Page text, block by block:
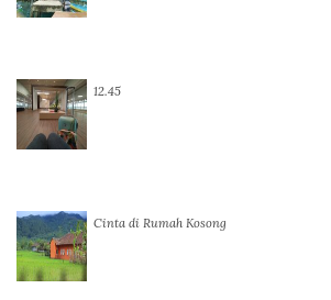
12.45
Cinta di Rumah Kosong